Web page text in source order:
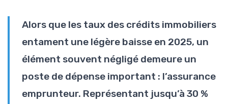
Alors que les taux des crédits immobiliers
entament une légère baisse en 2025, un
élément souvent négligé demeure un
poste de dépense important : l’assurance
emprunteur. Représentant jusqu’à 30 %